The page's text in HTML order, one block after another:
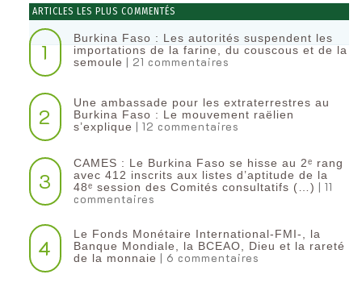
ARTICLES LES PLUS COMMENTÉS
1
Burkina Faso : Les autorités suspendent les
importations de la farine, du couscous et de la
semoule | 21 commentaires
2
Une ambassade pour les extraterrestres au
Burkina Faso : Le mouvement raëlien
s’explique | 12 commentaires
3
CAMES : Le Burkina Faso se hisse au 2ᵉ rang
avec 412 inscrits aux listes d’aptitude de la
48ᵉ session des Comités consultatifs (…) | 11
commentaires
4
Le Fonds Monétaire International-FMI-, la
Banque Mondiale, la BCEAO, Dieu et la rareté
de la monnaie | 6 commentaires